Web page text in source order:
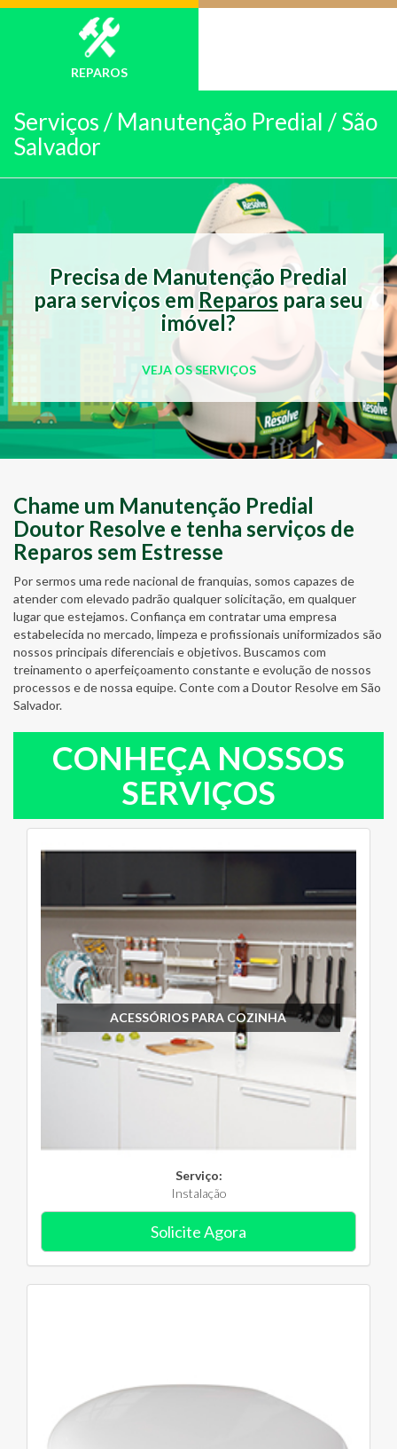
REPAROS
Serviços / Manutenção Predial / São
Salvador
Precisa de Manutenção Predial
para serviços emReparos para seu
imóvel?
VEJA OS SERVIÇOS
Chame um Manutenção Predial
Doutor Resolve e tenha serviços de
Reparos sem Estresse
Por sermos uma rede nacional de franquias, somos capazes de
atender com elevado padrão qualquer solicitação, em qualquer
lugar que estejamos. Confiança em contratar uma empresa
estabelecida no mercado, limpeza e profissionais uniformizados são
nossos principais diferenciais e objetivos. Buscamos com
treinamento o aperfeiçoamento constante e evolução de nossos
processos e de nossa equipe. Conte com a Doutor Resolve em São
Salvador.
CONHEÇA NOSSOS
SERVIÇOS
ACESSÓRIOS PARA COZINHA
Serviço:
Instalação
Solicite Agora